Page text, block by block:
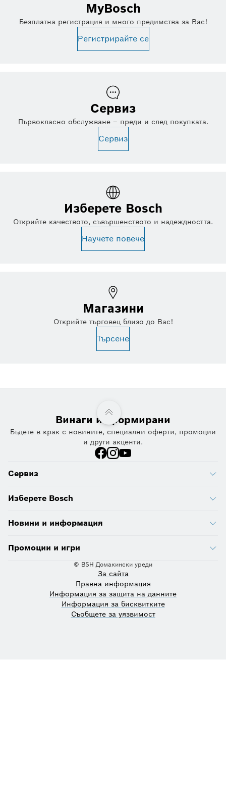
MyBosch
Безплатна регистрация и много предимства за Вас!
Регистрирайте се
Сервиз
Първокласно обслужване – преди и след покупката.
Сервиз
Изберете Bosch
Открийте качеството, съвършенството и надеждността.
Научете повече
Магазини
Открийте търговец близо до Вас!
Търсене
Винаги информирани
Бъдете в крак с новините, специални оферти, промоции
и други акценти.
Сервиз
Изберете Bosch
Новини и информация
Промоции и игри
© BSH Домакински уреди
За сайта
Правна информация
Информация за защита на данните
Информация за бисквитките
Съобщете за уязвимост